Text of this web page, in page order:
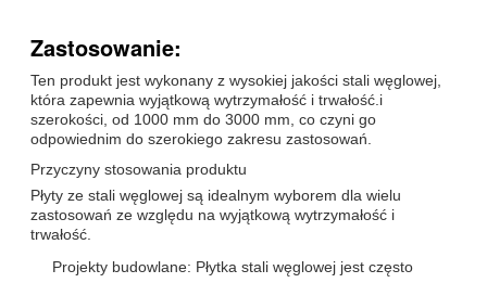
Zastosowanie:
Ten produkt jest wykonany z wysokiej jakości stali węglowej,
która zapewnia wyjątkową wytrzymałość i trwałość.i
szerokości, od 1000 mm do 3000 mm, co czyni go
odpowiednim do szerokiego zakresu zastosowań.
Przyczyny stosowania produktu
Płyty ze stali węglowej są idealnym wyborem dla wielu
zastosowań ze względu na wyjątkową wytrzymałość i
trwałość.
Projekty budowlane: Płytka stali węglowej jest często